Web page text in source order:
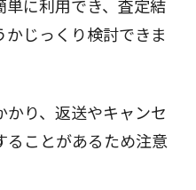
に利用でき、査定結
じっくり検討できま
り、返送やキャンセ
ることがあるため注意